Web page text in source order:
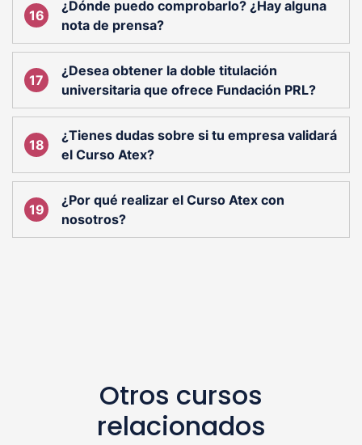
¿Dónde puedo comprobarlo? ¿Hay alguna
nota de prensa?
¿Desea obtener la doble titulación
universitaria que ofrece Fundación PRL?
¿Tienes dudas sobre si tu empresa validará
el Curso Atex?
¿Por qué realizar el Curso Atex con
nosotros?
Otros cursos
relacionados